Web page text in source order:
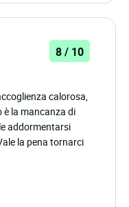
8 / 10
calorosa,
è la mancanza di
addormentarsi
la pena tornarci